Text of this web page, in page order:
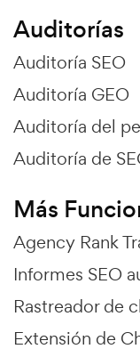
Auditorías
Auditoría SEO
Auditoría GEO
Auditoría del
Auditoría de
Más
Agency Rank
Informes SEO
Rastreador de
Extensión de